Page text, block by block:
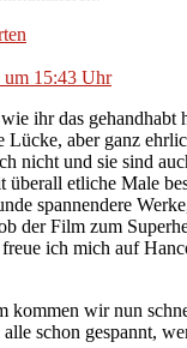
um 15:43 Uhr
ihr das gehandhabt
Lücke, aber ganz
nicht und sie sind
überall etliche Male
spannendere
der Film zum
freue ich mich auf
kommen wir nun
schon gespannt,